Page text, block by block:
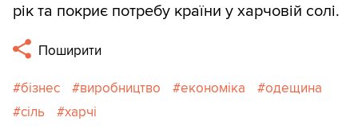
рік та покриє потребу країни у харчовій солі.
Поширити
бізнес виробництво економіка
одещина
сіль
харчі